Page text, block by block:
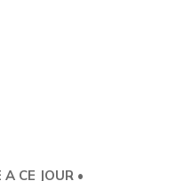
CE JOUR •